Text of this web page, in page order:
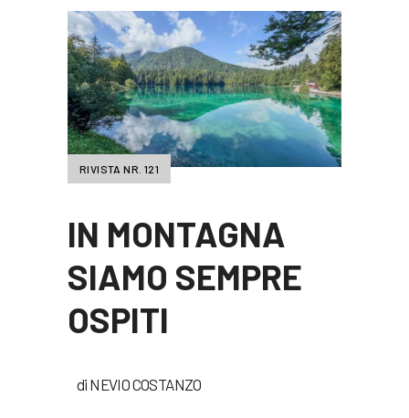
RIVISTA NR. 121
IN MONTAGNA
SIAMO SEMPRE
OSPITI
di NEVIO COSTANZO